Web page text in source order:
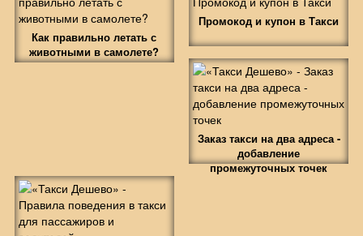
Как правильно летать с
животными в самолете?
Промокод и купон в Такси
Заказ такси на два адреса -
добавление
промежуточных точек